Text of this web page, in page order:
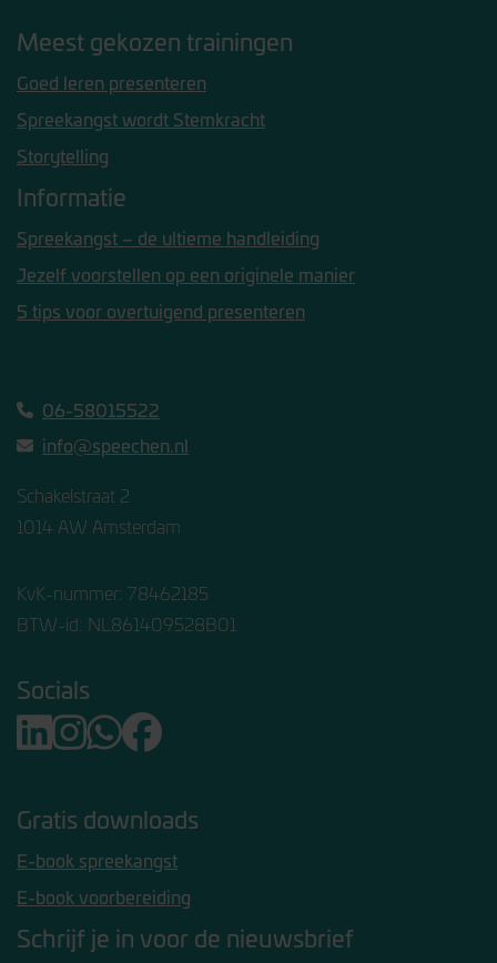
Meest gekozen trainingen
Goed leren presenteren
Spreekangst wordt Stemkracht
Storytelling
Informatie
Spreekangst – de ultieme handleiding
Jezelf voorstellen op een originele manier
5 tips voor overtuigend presenteren
06-58015522
info@speechen.nl
Schakelstraat 2
1014 AW Amsterdam
KvK-nummer: 78462185
BTW-id: NL861409528B01
Socials
Gratis downloads
E-book spreekangst
E-book voorbereiding
Schrijf je in voor de nieuwsbrief